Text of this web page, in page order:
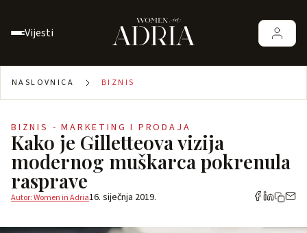
Vijesti
NASLOVNICA BIZNIS
BIZNIS - MARKETING I PRODAJA
Kako je Gilletteova vizija
modernog muškarca pokrenula
rasprave
Autor: Women in Adria16. siječnja 2019.